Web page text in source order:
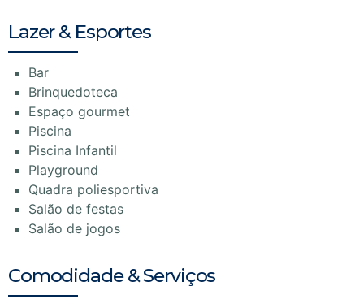
Lazer & Esportes
Bar
Brinquedoteca
Espaço gourmet
Piscina
Piscina Infantil
Playground
Quadra poliesportiva
Salão de festas
Salão de jogos
Comodidade & Serviços